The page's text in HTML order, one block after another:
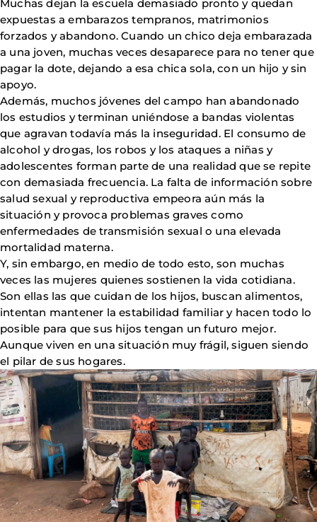
Muchas dejan la escuela demasiado pronto y quedan
expuestas a embarazos tempranos, matrimonios
forzados y abandono. Cuando un chico deja embarazada
a una joven, muchas veces desaparece para no tener que
pagar la dote, dejando a esa chica sola, con un hijo y sin
apoyo.
Además, muchos jóvenes del campo han abandonado
los estudios y terminan uniéndose a bandas violentas
que agravan todavía más la inseguridad. El consumo de
alcohol y drogas, los robos y los ataques a niñas y
adolescentes forman parte de una realidad que se repite
con demasiada frecuencia. La falta de información sobre
salud sexual y reproductiva empeora aún más la
situación y provoca problemas graves como
enfermedades de transmisión sexual o una elevada
mortalidad materna.
Y, sin embargo, en medio de todo esto, son muchas
veces las mujeres quienes sostienen la vida cotidiana.
Son ellas las que cuidan de los hijos, buscan alimentos,
intentan mantener la estabilidad familiar y hacen todo lo
posible para que sus hijos tengan un futuro mejor.
Aunque viven en una situación muy frágil, siguen siendo
el pilar de sus hogares.
Imagen